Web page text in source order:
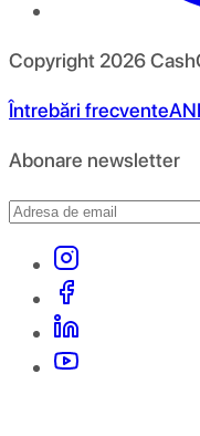
Copyright 2026
Întrebări frecvente
Abonare newsletter